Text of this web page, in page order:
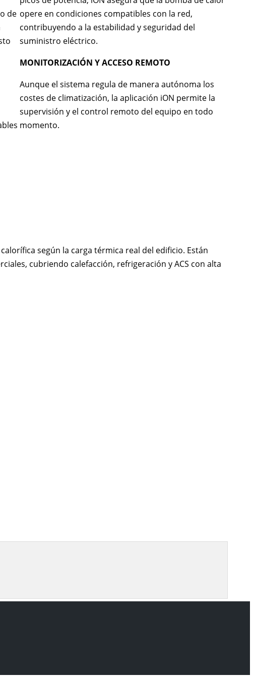
de opere en condiciones compatibles con la red,
contribuyendo a la estabilidad y seguridad del
suministro eléctrico.
MONITORIZACIÓN Y ACCESO REMOTO
Aunque el sistema regula de manera autónoma los
costes de climatización, la aplicación iON permite la
supervisión y el control remoto del equipo en todo
momento.
según la carga térmica real del edificio. Están
cubriendo calefacción, refrigeración y ACS con alta